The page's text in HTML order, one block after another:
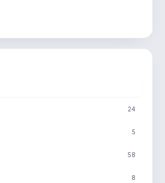
24
5
58
8